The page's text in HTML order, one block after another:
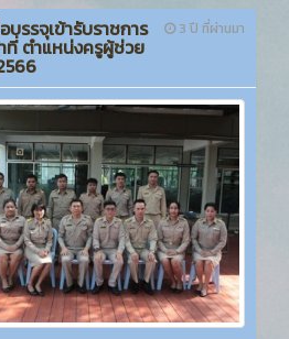
3 ปี ที่ผ่านมา
บรรจุเข้ารับราชการ
ที่ ตำแหน่งครูผู้ช่วย